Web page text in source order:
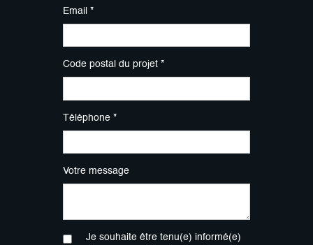
Email *
Code postal du projet *
Téléphone *
Votre message
Je souhaite être tenu(e) informé(e)